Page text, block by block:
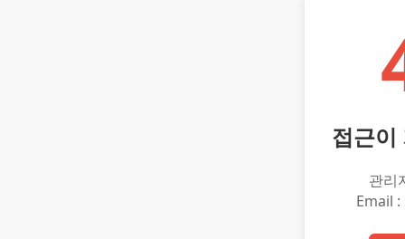
접근이
관리
Email